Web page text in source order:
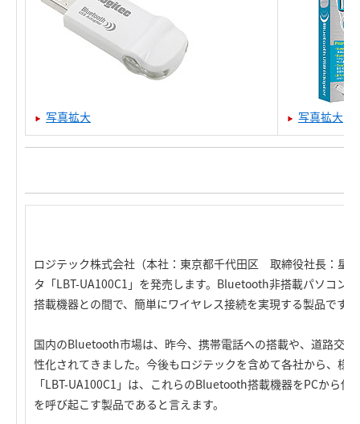
写真拡大 写真拡大
ロジテック株式会社（本社：東京都千代田区 取締役社長：星
タ「LBT-UA100C1」を発売します。Bluetooth非搭載パソコン
搭載機器との間で、簡単にワイヤレス接続を実現する製品です。
国内のBluetooth市場は、昨今、携帯電話への搭載や、道路交
性化されてきました。今後もロジテックを含めて各社から、様
「LBT-UA100C1」は、これらのBluetooth搭載機器をPCから
を呼び起こす製品であると言えます。